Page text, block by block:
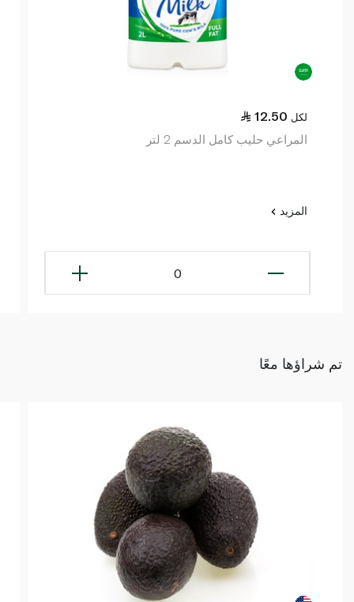
12.50 لكل
المراعي حليب كامل الدسم 2 لتر
المزيد
0
تم شراؤها معًا